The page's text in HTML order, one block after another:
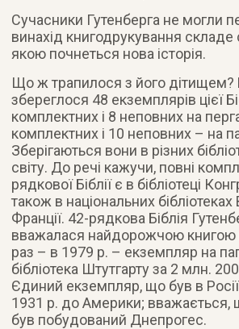
Сучасники Гутенберга не могли
винахід книгодрукування
якою почнеться нова історія.
Що ж трапилося з його дітищем?
збереглося 48 екземплярів цієї
комплектних і 8 неповних на
комплектних і 10 неповних – на
Зберігаються вони в різних
світу. До речі кажучи, повні
рядкової Біблії є в бібліотеці
також в національних бібліотеках
Франції. 42-рядкова Біблія
вважалася найдорожчою книгою в
раз – в 1979 р. – екземпляр на
бібліотека Штутгарту за 2 млн.
Єдиний екземпляр, що був в
1931 р. до Америки; вважається,
був побудований Днепрогес.